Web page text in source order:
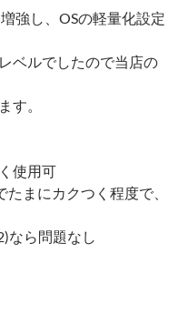
強し、OSの軽量化設定
ベルでしたので当店の
す。
使用可
にカクつく程度で、
ら問題なし